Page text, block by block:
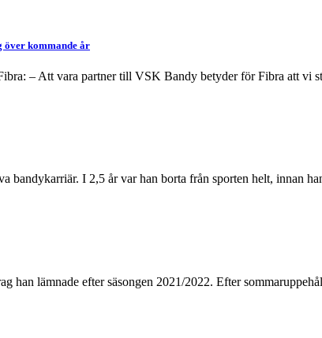
över kommande år
– Att vara partner till VSK Bandy betyder för Fibra att vi
bandykarriär. I 2,5 år var han borta från sporten helt, innan
han lämnade efter säsongen 2021/2022. Efter